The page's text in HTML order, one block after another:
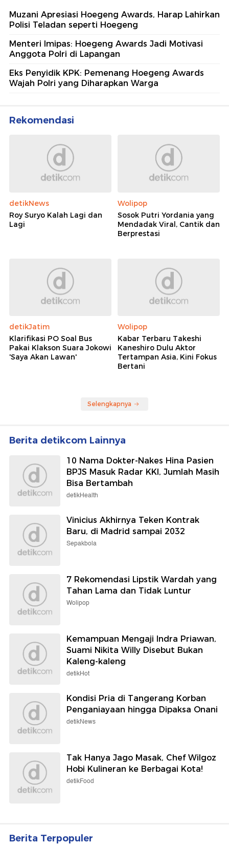
Muzani Apresiasi Hoegeng Awards, Harap Lahirkan
Polisi Teladan seperti Hoegeng
Menteri Imipas: Hoegeng Awards Jadi Motivasi
Anggota Polri di Lapangan
Eks Penyidik KPK: Pemenang Hoegeng Awards
Wajah Polri yang Diharapkan Warga
Rekomendasi
detikNews
Roy Suryo Kalah Lagi dan
Lagi
Wolipop
Sosok Putri Yordania yang
Mendadak Viral, Cantik dan
Berprestasi
detikJatim
Klarifikasi PO Soal Bus
Pakai Klakson Suara Jokowi
'Saya Akan Lawan'
Wolipop
Kabar Terbaru Takeshi
Kaneshiro Dulu Aktor
Tertampan Asia, Kini Fokus
Bertani
Selengkapnya
Berita detikcom Lainnya
10 Nama Dokter-Nakes Hina Pasien
BPJS Masuk Radar KKI, Jumlah Masih
Bisa Bertambah
detikHealth
Vinicius Akhirnya Teken Kontrak
Baru, di Madrid sampai 2032
Sepakbola
7 Rekomendasi Lipstik Wardah yang
Tahan Lama dan Tidak Luntur
Wolipop
Kemampuan Mengaji Indra Priawan,
Suami Nikita Willy Disebut Bukan
Kaleng-kaleng
detikHot
Kondisi Pria di Tangerang Korban
Penganiayaan hingga Dipaksa Onani
detikNews
Tak Hanya Jago Masak, Chef Wilgoz
Hobi Kulineran ke Berbagai Kota!
detikFood
Berita Terpopuler